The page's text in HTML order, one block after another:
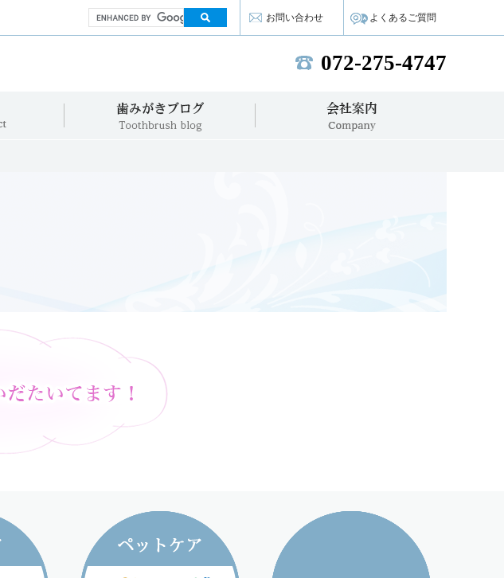
お問い合わせ よくあるご質問
TEL:
072-275-4747
商品情報
Dental Product
歯みがきブログ